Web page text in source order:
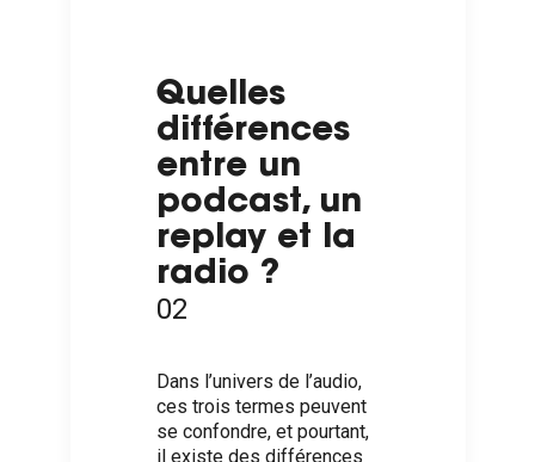
Quelles
différences
entre un
podcast, un
replay et la
radio ?
02
Dans l’univers de l’audio,
ces trois termes peuvent
se confondre, et pourtant,
il existe des différences